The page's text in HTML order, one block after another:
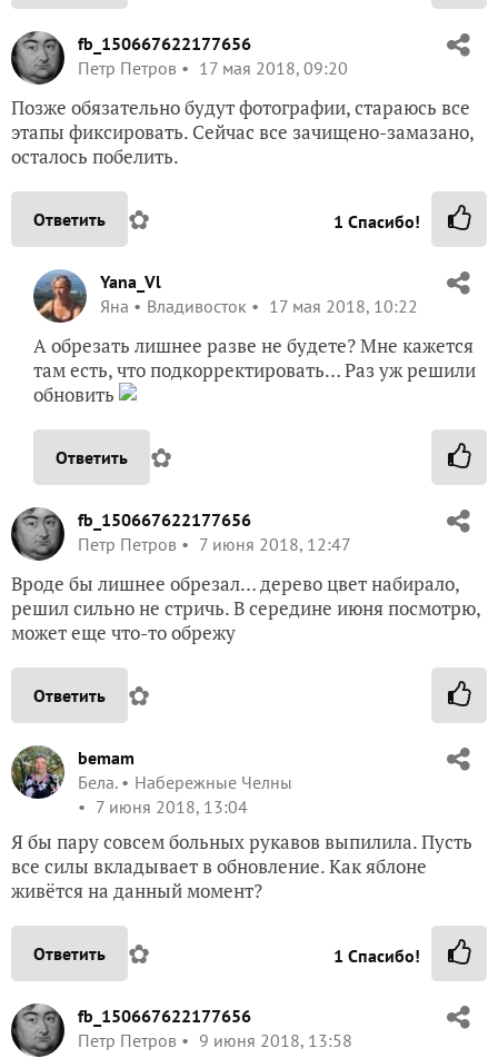
fb_150667622177656
Петр Петров
17 мая 2018, 09:20
Позже обязательно будут фотографии, стараюсь все
этапы фиксировать. Сейчас все зачищено-замазано,
осталось побелить.
Ответить ✿ 1 Спасибо!
Yana_Vl
Яна
Владивосток 17 мая 2018, 10:22
А обрезать лишнее разве не будете? Мне кажется
там есть, что подкорректировать… Раз уж решили
обновить
Ответить ✿
fb_150667622177656
Петр Петров
7 июня 2018, 12:47
Вроде бы лишнее обрезал… дерево цвет набирало,
решил сильно не стричь. В середине июня посмотрю,
может еще что-то обрежу
Ответить ✿
bemam
Бела.
Набережные Челны
7 июня 2018, 13:04
Я бы пару совсем больных рукавов выпилила. Пусть
все силы вкладывает в обновление. Как яблоне
живётся на данный момент?
Ответить ✿ 1 Спасибо!
fb_150667622177656
Петр Петров
9 июня 2018, 13:58